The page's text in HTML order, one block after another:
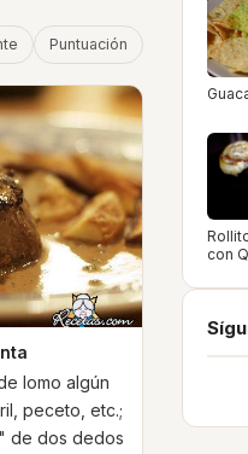
Puntuación
lomo algún
peceto, etc.;
de dos dedos
con